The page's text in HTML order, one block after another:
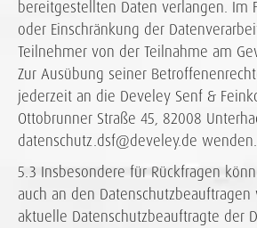
bereitgestellten Daten verlangen. Im
oder Einschränkung der
Teilnehmer von der Teilnahme am
Zur Ausübung seiner
jederzeit an die Develey Senf &
Ottobrunner Straße 45, 82008
datenschutz.dsf@develey.de wenden.
5.3 Insbesondere für Rückfragen
auch an den
aktuelle Datenschutzbeauftragte der